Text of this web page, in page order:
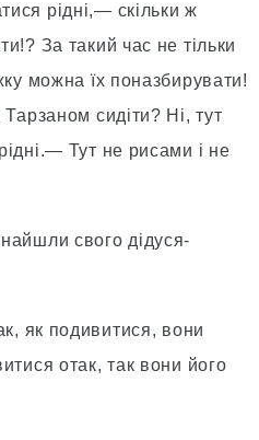
рідні,— скільки ж
За такий час не тільки
можна їх поназбирувати!
сидіти? Ні, тут
Тут не рисами і не
свого дідуся-
як подивитися, вони
отак, так вони його